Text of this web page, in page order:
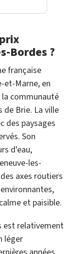
Bordes ?
française
et-Marne, en
communauté
Brie. La ville
des paysages
Son
d'eau,
les-
axes routiers
et paisible.
est relativement
léger